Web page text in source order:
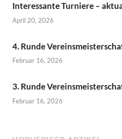
Interessante Turniere –
April 20, 2026
4. Runde
Februar 16, 2026
3. Runde
Februar 16, 2026